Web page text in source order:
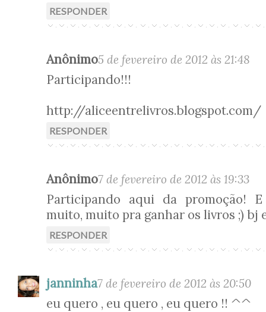
RESPONDER
Anônimo5 de fevereiro de 2012 às 21:48
Participando!!!
http://aliceentrelivros.blogspot.com/
RESPONDER
Anônimo7 de fevereiro de 2012 às 19:33
Participando aqui da promoção!
muito, muito pra ganhar os livros ;) bj
RESPONDER
janninha7 de fevereiro de 2012 às 20:50
eu quero , eu quero , eu quero !! ^^